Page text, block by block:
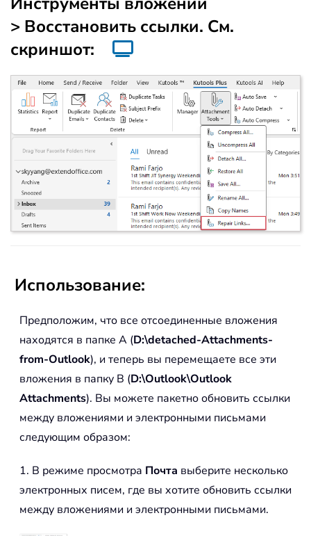
> Восстановить ссылки. См.
скриншот:
Использование:
Предположим, что все отсоединенные вложения
находятся в папке A (D:\detached-Attachments-
from-Outlook), и теперь вы перемещаете все эти
вложения в папку B (D:\Outlook\Outlook
Attachments). Вы можете пакетно обновить ссылки
между вложениями и электронными письмами
следующим образом:
1. В режиме просмотра Почта выберите несколько
электронных писем, где вы хотите обновить ссылки
между вложениями и электронными письмами.